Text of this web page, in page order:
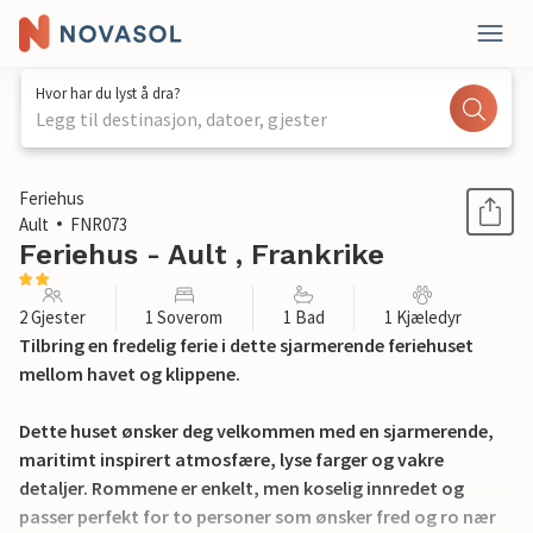
Hvor har du lyst å dra?
Legg til destinasjon, datoer, gjester
1 / 27
Feriehus
Ault
FNR073
Feriehus - Ault , Frankrike
2 Gjester 1 Soverom 1 Bad 1 Kjæledyr
Tilbring en fredelig ferie i dette sjarmerende feriehuset
mellom havet og klippene.
Dette huset ønsker deg velkommen med en sjarmerende,
maritimt inspirert atmosfære, lyse farger og vakre
detaljer. Rommene er enkelt, men koselig innredet og
passer perfekt for to personer som ønsker fred og ro nær